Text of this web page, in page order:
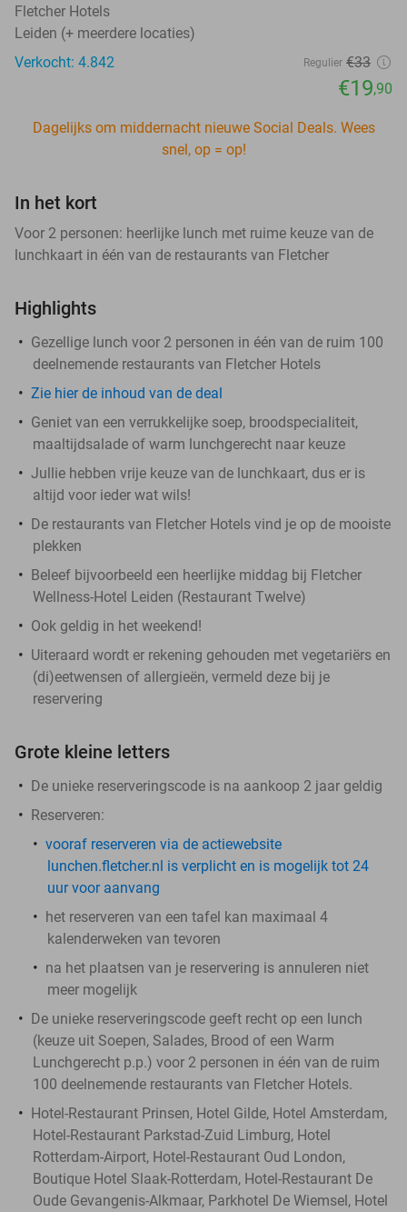
Fletcher Hotels
Leiden (+ meerdere locaties)
Verkocht: 4.842
Regulier €33
€19,90
Dagelijks om middernacht nieuwe Social Deals. Wees
snel, op = op!
In het kort
Voor 2 personen: heerlijke lunch met ruime keuze van de
lunchkaart in één van de restaurants van Fletcher
Highlights
Gezellige lunch voor 2 personen in één van de ruim 100
deelnemende restaurants van Fletcher Hotels
Zie hier de inhoud van de deal
Geniet van een verrukkelijke soep, broodspecialiteit,
maaltijdsalade of warm lunchgerecht naar keuze
Jullie hebben vrije keuze van de lunchkaart, dus er is
altijd voor ieder wat wils!
De restaurants van Fletcher Hotels vind je op de mooiste
plekken
Beleef bijvoorbeeld een heerlijke middag bij Fletcher
Wellness-Hotel Leiden (Restaurant Twelve)
Ook geldig in het weekend!
Uiteraard wordt er rekening gehouden met vegetariërs en
(di)eetwensen of allergieën, vermeld deze bij je
reservering
Grote kleine letters
De unieke reserveringscode is na aankoop 2 jaar geldig
Reserveren:
vooraf reserveren via de actiewebsite
lunchen.fletcher.nl is verplicht en is mogelijk tot 24
uur voor aanvang
het reserveren van een tafel kan maximaal 4
kalenderweken van tevoren
na het plaatsen van je reservering is annuleren niet
meer mogelijk
De unieke reserveringscode geeft recht op een lunch
(keuze uit Soepen, Salades, Brood of een Warm
Lunchgerecht p.p.) voor 2 personen in één van de ruim
100 deelnemende restaurants van Fletcher Hotels.
Hotel-Restaurant Prinsen, Hotel Gilde, Hotel Amsterdam,
Hotel-Restaurant Parkstad-Zuid Limburg, Hotel
Rotterdam-Airport, Hotel-Restaurant Oud London,
Boutique Hotel Slaak-Rotterdam, Hotel-Restaurant De
Oude Gevangenis-Alkmaar, Parkhotel De Wiemsel, Hotel